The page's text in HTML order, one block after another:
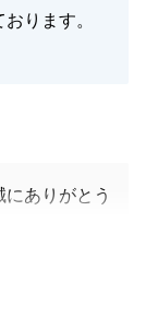
ります。
ありがとう
様との時間